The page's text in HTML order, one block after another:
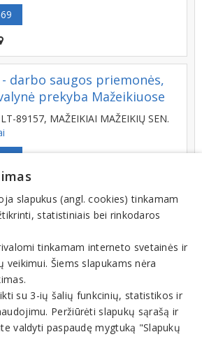
- darbo saugos priemonės,
prekyba Mažeikiuose
89157, MAŽEIKIAI MAŽEIKIŲ SEN.
galerija, UAB - darbo
darbo rūbai, darbo
pirštinės prekyba
parduotuvė
LAVORIŠKIŲ K. LAVORIŠKIŲ SEN.
slapukus (angl. cookies) tinkamam
statistiniais bei rinkodaros
tinkamam interneto svetainės ir
veikimui. Šiems slapukams nėra
su 3-ių šalių funkcinių, statistikos ir
Peržiūrėti slapukų sąrašą ir
valdyti paspaudę mygtuką "Slapukų